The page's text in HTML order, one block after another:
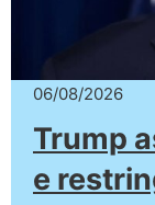
06/08/2026
Trump
e